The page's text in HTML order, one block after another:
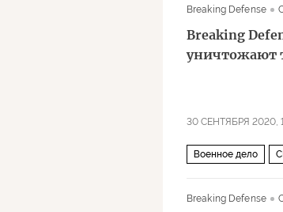
Breaking Defense
Breaking
уничтожают
30 СЕНТЯБРЯ 2020,
Военное дело
Breaking Defense